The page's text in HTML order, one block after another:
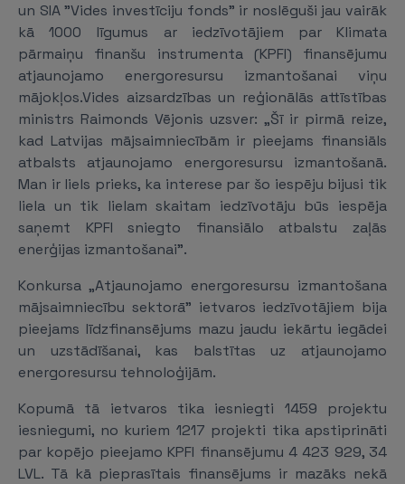
un SIA "Vides investīciju fonds" ir noslēguši jau vairāk
kā 1000 līgumus ar iedzīvotājiem par Klimata
pārmaiņu finanšu instrumenta (KPFI) finansējumu
atjaunojamo energoresursu izmantošanai viņu
mājokļos.Vides aizsardzības un reģionālās attīstības
ministrs Raimonds Vējonis uzsver: „Šī ir pirmā reize,
kad Latvijas mājsaimniecībām ir pieejams finansiāls
atbalsts atjaunojamo energoresursu izmantošanā.
Man ir liels prieks, ka interese par šo iespēju bijusi tik
liela un tik lielam skaitam iedzīvotāju būs iespēja
saņemt KPFI sniegto finansiālo atbalstu zaļās
enerģijas izmantošanai".
Konkursa „Atjaunojamo energoresursu izmantošana
mājsaimniecību sektorā" ietvaros iedzīvotājiem bija
pieejams līdzfinansējums mazu jaudu iekārtu iegādei
un uzstādīšanai, kas balstītas uz atjaunojamo
energoresursu tehnoloģijām.
Kopumā tā ietvaros tika iesniegti 1459 projektu
iesniegumi, no kuriem 1217 projekti tika apstiprināti
par kopējo pieejamo KPFI finansējumu 4 423 929, 34
LVL. Tā kā pieprasītais finansējums ir mazāks nekā